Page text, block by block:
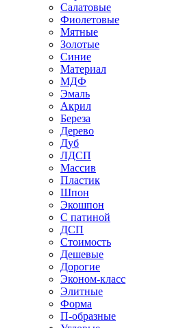
Салатовые
Фиолетовые
Мятные
Золотые
Синие
Материал
МДФ
Эмаль
Акрил
Береза
Дерево
Дуб
ЛДСП
Массив
Пластик
Шпон
Экошпон
С патиной
ДСП
Стоимость
Дешевые
Дорогие
Эконом-класс
Элитные
Форма
П-образные